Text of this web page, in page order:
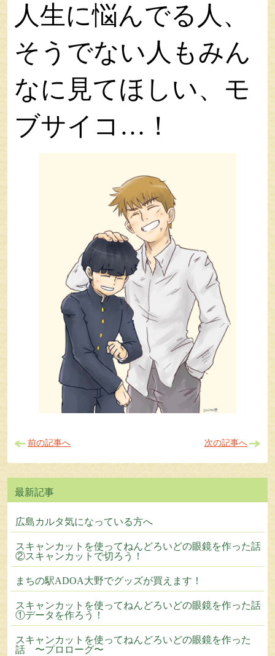
人生に悩んでる人、
そうでない人もみん
なに見てほしい、モ
ブサイコ…！
前の記事へ 次の記事へ
広島カルタ気になっている方へ
スキャンカットを使ってねんどろいどの眼鏡を作った話
②スキャンカットで切ろう！
まちの駅ADOA大野でグッズが買えます！
スキャンカットを使ってねんどろいどの眼鏡を作った話
①データを作ろう！
スキャンカットを使ってねんどろいどの眼鏡を作った
話 〜プロローグ〜